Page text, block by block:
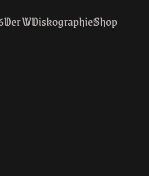
Der WDiskographieShop